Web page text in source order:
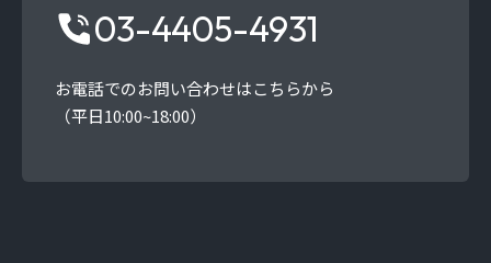
03-4405-4931
お電話でのお問い合わせはこちらから
（平日10:00~18:00）